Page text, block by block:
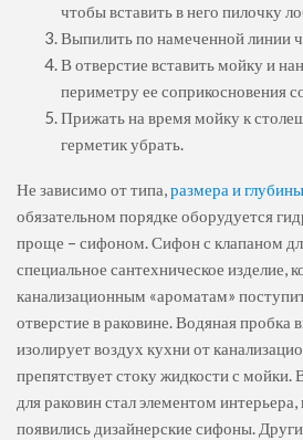
чтобы вставить в него пилочку
Выпилить по намеченной линии
В отверстие вставить мойку и
периметру ее соприкосновения
Прижать на время мойку к
герметик убрать.
Не зависимо от типа,размера и
обязательном порядке оборудуется
проще – сифоном. Сифон с клапаном
специальное сантехническое изделие,
канализационным «ароматам»
отверстие в раковине. Водяная пробка
изолирует воздух кухни от
препятствует стоку жидкости с
для раковин стал элементом
появились дизайнерские сифоны.